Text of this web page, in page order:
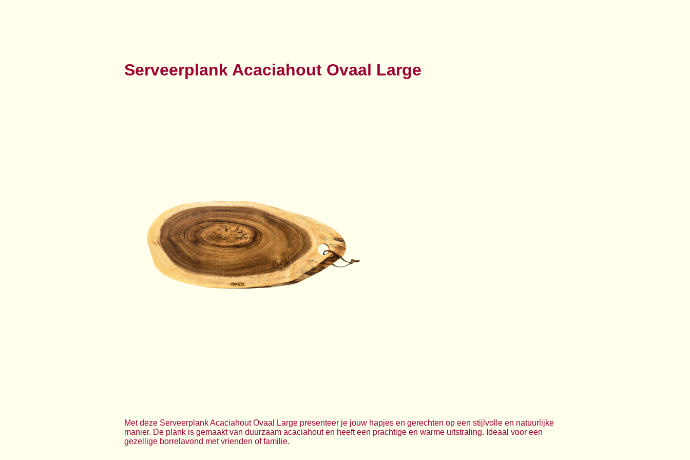
Serveerplank Acaciahout Ovaal Large
Met deze Serveerplank Acaciahout Ovaal Large presenteer je jouw hapjes en gerechten op een stijlvolle en natuurlijke
manier. De plank is gemaakt van duurzaam acaciahout en heeft een prachtige en warme uitstraling. Ideaal voor een
gezellige borrelavond met vrienden of familie.